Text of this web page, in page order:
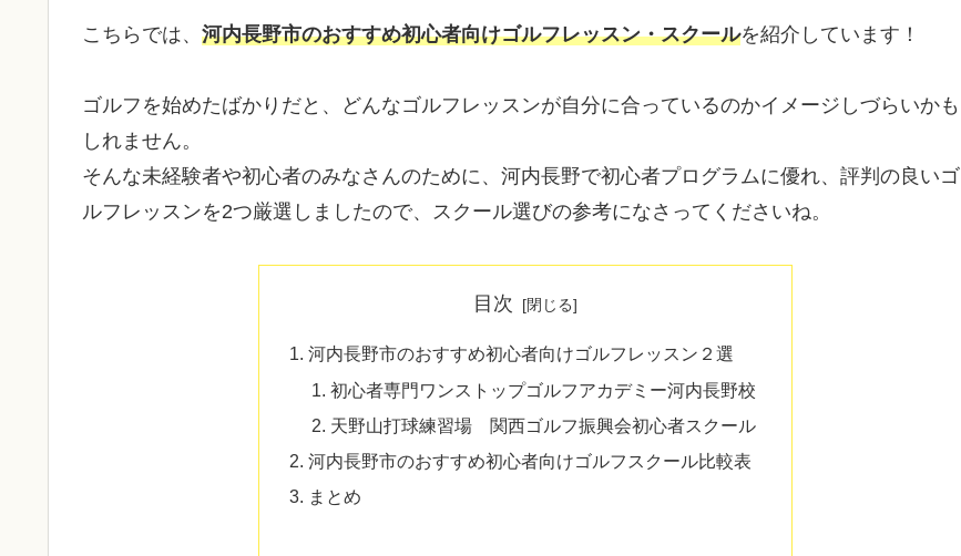
こちらでは、 河内長野市のおすすめ初心者向けゴルフレッスン・スクールを紹介しています！
ゴルフを始めたばかりだと、どんなゴルフレッスンが自分に合っているのかイメージしづらいかも
しれません。
そんな未経験者や初心者のみなさんのために、河内長野で初心者プログラムに優れ、評判の良いゴ
ルフレッスンを2つ厳選しましたので、スクール選びの参考になさってくださいね。
目次
河内長野市のおすすめ初心者向けゴルフレッスン２選
初心者専門ワンストップゴルフアカデミー河内長野校
天野山打球練習場 関西ゴルフ振興会初心者スクール
河内長野市のおすすめ初心者向けゴルフスクール比較表
まとめ